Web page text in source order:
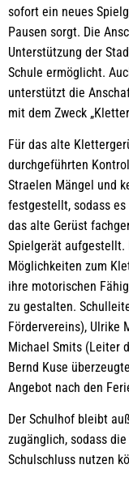
sofort ein neues
Pausen sorgt. Die
Unterstützung der
Schule ermöglicht.
unterstützt die
mit dem Zweck
Für das alte
durchgeführten
Straelen Mängel und
festgestellt, sodass
das alte Gerüst
Spielgerät
Möglichkeiten zum
ihre motorischen
zu gestalten.
Fördervereins), Ulrike
Michael Smits (Leiter
Bernd Kuse
Angebot nach den
Der Schulhof bleibt
zugänglich, sodass
Schulschluss nutzen